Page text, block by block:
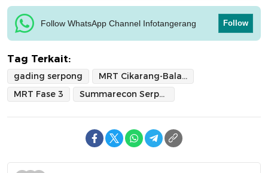
Follow WhatsApp Channel Infotangerang Follow
Tag Terkait:
gading serpong
MRT Cikarang-Balaraja
MRT Fase 3
Summarecon Serpong